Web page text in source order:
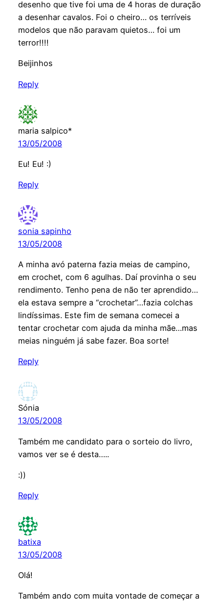
desenho que tive foi uma de 4 horas de duração
a desenhar cavalos. Foi o cheiro… os terríveis
modelos que não paravam quietos… foi um
terror!!!!
Beijinhos
Reply
maria salpico*
13/05/2008
Eu! Eu! :)
Reply
sonia sapinho
13/05/2008
A minha avó paterna fazia meias de campino,
em crochet, com 6 agulhas. Daí provinha o seu
rendimento. Tenho pena de não ter aprendido…
ela estava sempre a “crochetar”…fazia colchas
lindíssimas. Este fim de semana comecei a
tentar crochetar com ajuda da minha mãe…mas
meias ninguém já sabe fazer. Boa sorte!
Reply
Sónia
13/05/2008
Também me candidato para o sorteio do livro,
vamos ver se é desta…..
:))
Reply
batixa
13/05/2008
Olá!
Também ando com muita vontade de começar a